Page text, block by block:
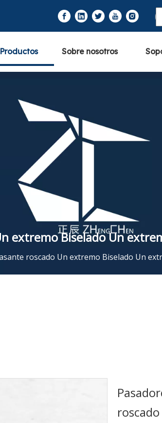
Productos Sobre nosotros
extremo Biselado Un
roscado Un extremo Biselado Un